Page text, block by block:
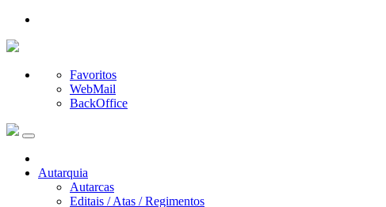
Favoritos
WebMail
BackOffice
Autarquia
Autarcas
Editais / Atas / Regimentos